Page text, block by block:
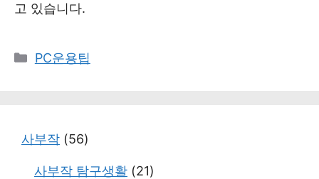
고 있습니다.
카
PC운용팁
사부작 (56)
사부작 탐구생활 (21)